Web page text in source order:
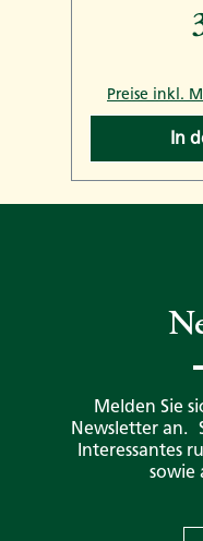
Preise inkl.
In
Melden Sie
Newsletter an.
Interessantes
sowie